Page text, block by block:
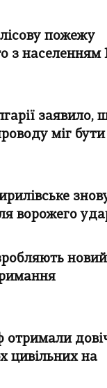
пожежу
з населенням
заявило,
міг бути
ворожего
новий
отримали
цивільних на